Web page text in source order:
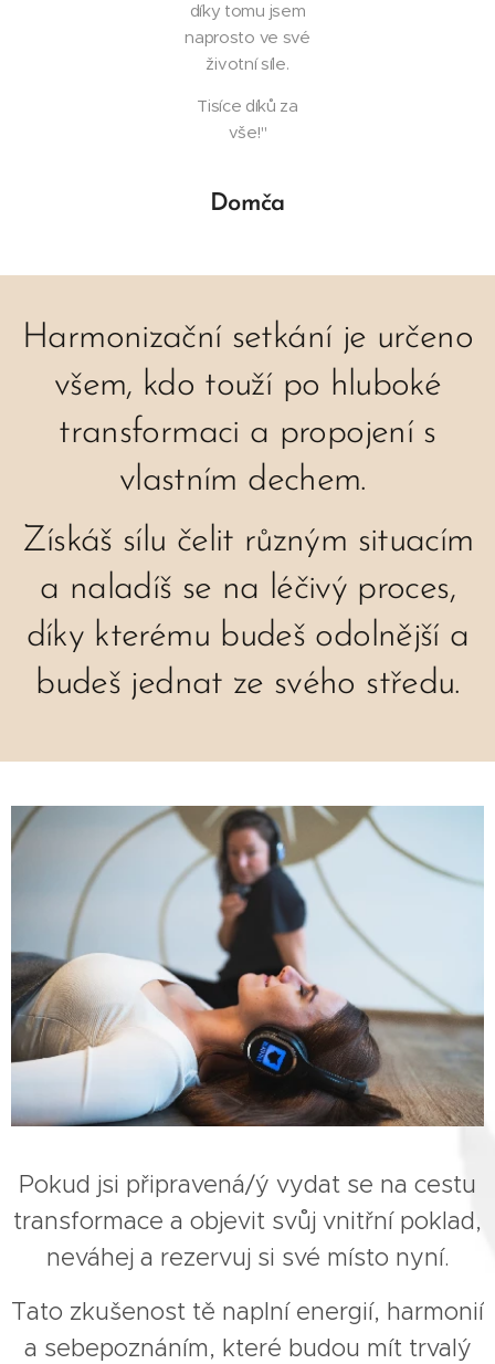
díky tomu jsem
naprosto ve své
životní síle.
Tisíce díků za
vše!"
Domča
Harmonizační setkání je určeno
všem, kdo touží po hluboké
transformaci a propojení s
vlastním dechem.
Získáš sílu čelit různým situacím
a naladíš se na léčivý proces,
díky kterému budeš odolnější a
budeš jednat ze svého středu.
Pokud jsi připravená/ý vydat se na cestu
transformace a objevit svůj vnitřní poklad,
neváhej a rezervuj si své místo nyní.
Tato zkušenost tě naplní energií, harmonií
a sebepoznáním, které budou mít trvalý